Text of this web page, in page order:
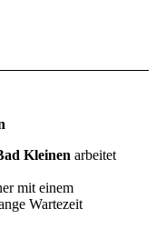
Kleinen arbeitet
mit einem
Wartezeit